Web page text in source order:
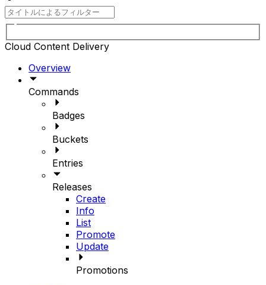
Cloud Content Delivery
Overview
Commands
Badges
Buckets
Entries
Releases
Create
Info
List
Promote
Update
Promotions